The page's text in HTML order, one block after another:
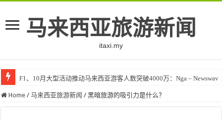
马来西亚旅游新闻
itaxi.my
F1、10月大型活动推动马来西亚游客人数突破4000万：Nga – Newswav
Home / 马来西亚旅游新闻 / 黑暗旅游的吸引力是什么？